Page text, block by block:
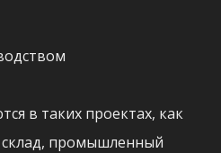
в таких проектах, как
склад, промышленный